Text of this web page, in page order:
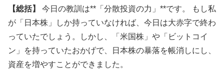
【総括】
今日の教訓は**「分散投資の力」**です。 もし私
が「日本株」しか持っていなければ、今日は大赤字で終わ
っていたでしょう。しかし、「米国株」や「ビットコイ
ン」を持っていたおかげで、日本株の暴落を帳消しにし、
資産を増やすことができました。